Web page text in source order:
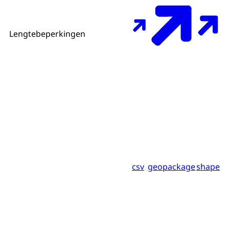
Lengtebeperkingen
csv geopackageshape